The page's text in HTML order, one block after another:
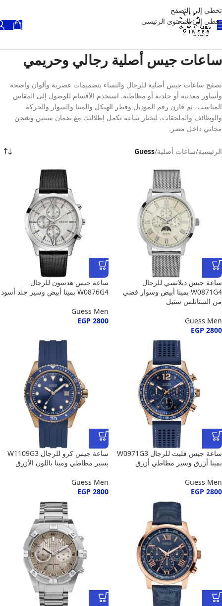
تخطي إلى التصفح
تخطي إلى المحتوى الرئيسي
ساعات جيس أصلية رجالي وحريمي
تصفح ساعات جيس أصلية للرجال والنساء بتصميمات عصرية وألوان واضحة
وأساور معدنية أو جلدية أو مطاطية. استخدم الأقسام للوصول إلى المقاس
المناسب، ثم قارن رقم الموديل وقطر الهيكل والمينا والسوار والحركة
والوظائف والملحقات، لتختار ساعة تكمل إطلالتك مع ضمان سنتين وشحن
مجاني داخل مصر.
الرئيسية/ساعات أصلية/
Guess
ساعة جيس ديلانسي للرجال
W0871G4 بمينا أبيض وسوار فضي
من الستانلس ستيل
Guess Men
EGP 2800
ساعة جيس هدسون للرجال
W0876G4 بمينا أبيض وسير جلد أسود
Guess Men
EGP 2800
ساعة جيس فليت للرجال W0971G3
بمينا أزرق وسير مطاطي أزرق
Guess Men
EGP 2800
ساعة جيس كرو للرجال W1109G3
بسير مطاطي ومينا باللون الأزرق
Guess Men
EGP 2800